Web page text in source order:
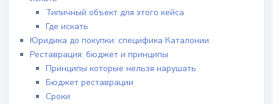
Типичный объект для этого кейса
Где искать
Юридика до покупки: специфика Каталонии
Реставрация: бюджет и принципы
Принципы которые нельзя нарушать
Бюджет реставрации
Сроки